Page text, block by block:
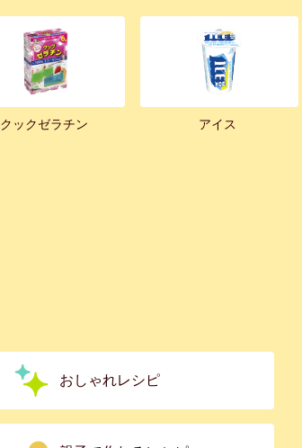
クックゼラチン アイス
おしゃれレシピ